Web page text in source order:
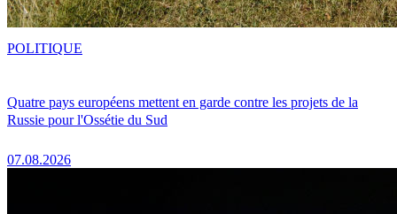
Quatre pays européens mettent en garde contre les projets de la
Russie pour l'Ossétie du Sud
07.08.2026
POLITIQUE